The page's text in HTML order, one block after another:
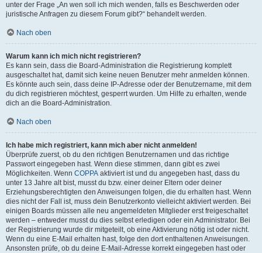
unter der Frage „An wen soll ich mich wenden, falls es Beschwerden oder
juristische Anfragen zu diesem Forum gibt?“ behandelt werden.
Nach oben
Warum kann ich mich nicht registrieren?
Es kann sein, dass die Board-Administration die Registrierung komplett
ausgeschaltet hat, damit sich keine neuen Benutzer mehr anmelden können.
Es könnte auch sein, dass deine IP-Adresse oder der Benutzername, mit dem
du dich registrieren möchtest, gesperrt wurden. Um Hilfe zu erhalten, wende
dich an die Board-Administration.
Nach oben
Ich habe mich registriert, kann mich aber nicht anmelden!
Überprüfe zuerst, ob du den richtigen Benutzernamen und das richtige
Passwort eingegeben hast. Wenn diese stimmen, dann gibt es zwei
Möglichkeiten. Wenn COPPA aktiviert ist und du angegeben hast, dass du
unter 13 Jahre alt bist, musst du bzw. einer deiner Eltern oder deiner
Erziehungsberechtigten den Anweisungen folgen, die du erhalten hast. Wenn
dies nicht der Fall ist, muss dein Benutzerkonto vielleicht aktiviert werden. Bei
einigen Boards müssen alle neu angemeldeten Mitglieder erst freigeschaltet
werden – entweder musst du dies selbst erledigen oder ein Administrator. Bei
der Registrierung wurde dir mitgeteilt, ob eine Aktivierung nötig ist oder nicht.
Wenn du eine E-Mail erhalten hast, folge den dort enthaltenen Anweisungen.
Ansonsten prüfe, ob du deine E-Mail-Adresse korrekt eingegeben hast oder